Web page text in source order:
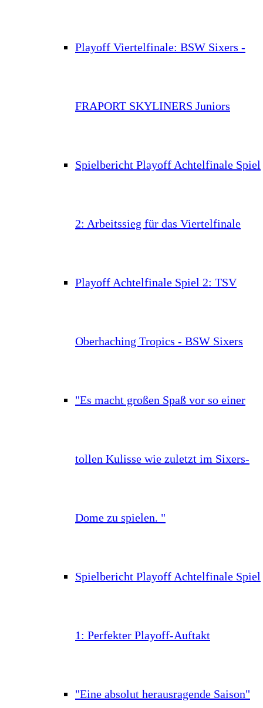
Playoff Viertelfinale: BSW Sixers -
FRAPORT SKYLINERS Juniors
Spielbericht Playoff Achtelfinale Spiel
2: Arbeitssieg für das Viertelfinale
Playoff Achtelfinale Spiel 2: TSV
Oberhaching Tropics - BSW Sixers
"Es macht großen Spaß vor so einer
tollen Kulisse wie zuletzt im Sixers-
Dome zu spielen. "
Spielbericht Playoff Achtelfinale Spiel
1: Perfekter Playoff-Auftakt
"Eine absolut herausragende Saison"